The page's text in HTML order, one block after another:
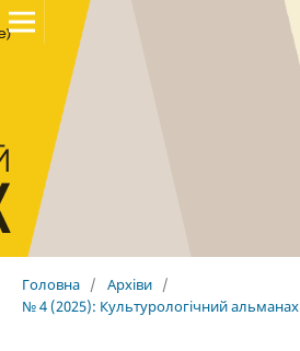
Головна / Архіви /
№ 4 (2025): Культурологічний альманах